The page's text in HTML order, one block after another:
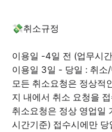
💸취소규정
이용일 -4일 전 (업무시
이용일 3일 - 당일 : 취소
모든 취소요청은 정상적
지 내에서 취소 요청을
취소요청은 정상 영업
시간기준) 접수시에만